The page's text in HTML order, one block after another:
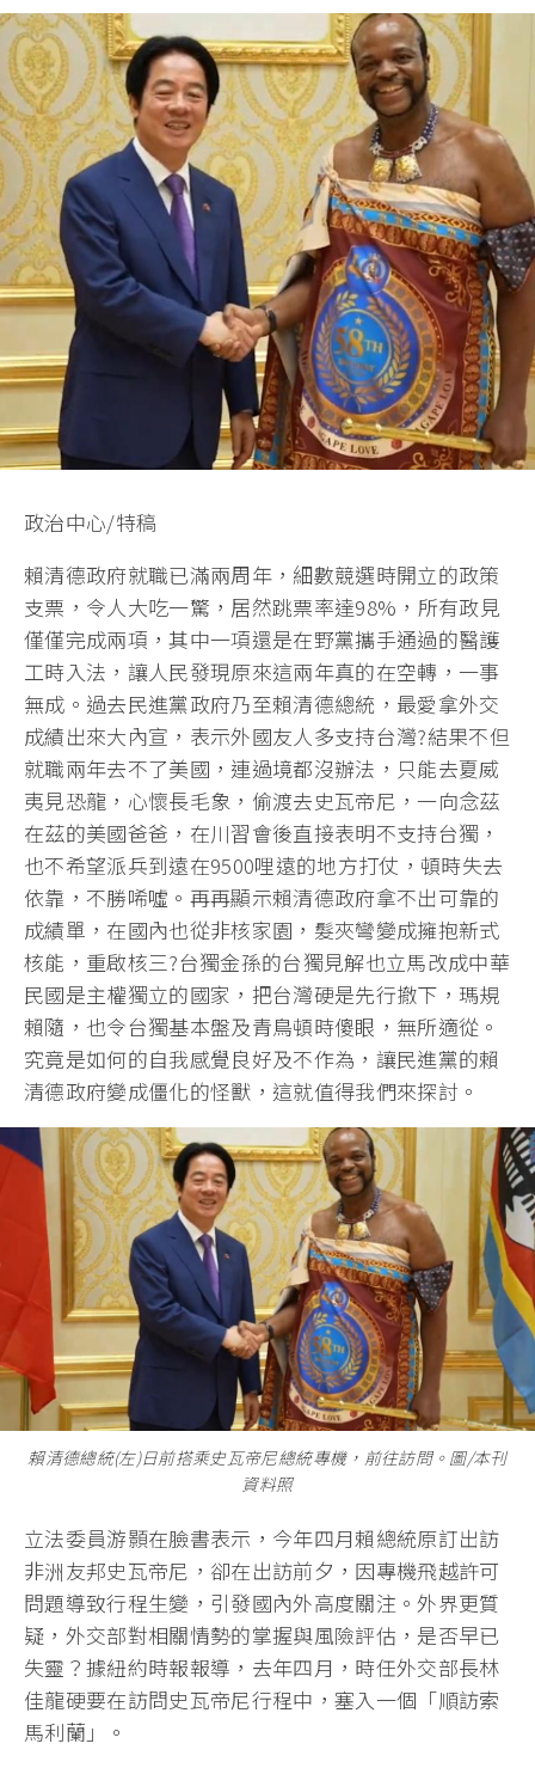
政治中心/特稿
賴清德政府就職已滿兩周年，細數競選時開立的政策
支票，令人大吃一驚，居然跳票率達98%，所有政見
僅僅完成兩項，其中一項還是在野黨攜手通過的醫護
工時入法，讓人民發現原來這兩年真的在空轉，一事
無成。過去民進黨政府乃至賴清德總統，最愛拿外交
成績出來大內宣，表示外國友人多支持台灣?結果不但
就職兩年去不了美國，連過境都沒辦法，只能去夏威
夷見恐龍，心懷長毛象，偷渡去史瓦帝尼，一向念茲
在茲的美國爸爸，在川習會後直接表明不支持台獨，
也不希望派兵到遠在9500哩遠的地方打仗，頓時失去
依靠，不勝唏噓。再再顯示賴清德政府拿不出可靠的
成績單，在國內也從非核家園，髮夾彎變成擁抱新式
核能，重啟核三?台獨金孫的台獨見解也立馬改成中華
民國是主權獨立的國家，把台灣硬是先行撤下，瑪規
賴隨，也令台獨基本盤及青鳥頓時傻眼，無所適從。
究竟是如何的自我感覺良好及不作為，讓民進黨的賴
清德政府變成僵化的怪獸，這就值得我們來探討。
賴清德總統(左)日前搭乘史瓦帝尼總統專機，前往訪問。圖/本刊
資料照
立法委員游顥在臉書表示，今年四月賴總統原訂出訪
非洲友邦史瓦帝尼，卻在出訪前夕，因專機飛越許可
問題導致行程生變，引發國內外高度關注。外界更質
疑，外交部對相關情勢的掌握與風險評估，是否早已
失靈？據紐約時報報導，去年四月，時任外交部長林
佳龍硬要在訪問史瓦帝尼行程中，塞入一個「順訪索
馬利蘭」。